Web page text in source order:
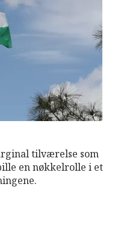
tilværelse som
en nøkkelrolle i et